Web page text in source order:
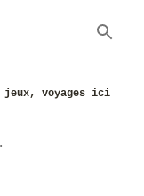
voyages ici